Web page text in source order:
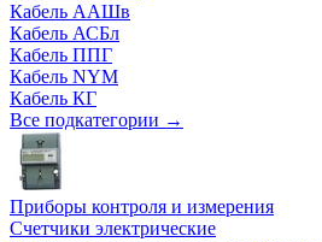
Кабель ААШв
Кабель АСБл
Кабель ППГ
Кабель NYM
Кабель КГ
Все подкатегории →
Приборы контроля и измерения
Счетчики электрические